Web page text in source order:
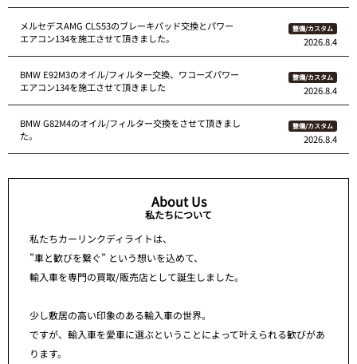
メルセデスAMG CLS53のブレーキパッド交換とパワー
エアコン134を施工させて頂きました。
整備/カスタム
2026.8.4
BMW E92M3のオイル/フィルター交換、ワコーズパワー
エアコン134を施工させて頂きました
整備/カスタム
2026.8.4
BMW G82M4のオイル/フィルター交換をさせて頂きまし
た。
整備/カスタム
2026.8.4
About Us
私たちについて
私たちカーリンクディライトは、
”車と歓びを繋ぐ” という想いを込めて、
輸入車を専門の買取/販売店として誕生しました。
少し敷居の高い印象のある輸入車の世界。
ですが、輸入車を愛車に選ぶということによって叶えられる歓びがあ
ります。